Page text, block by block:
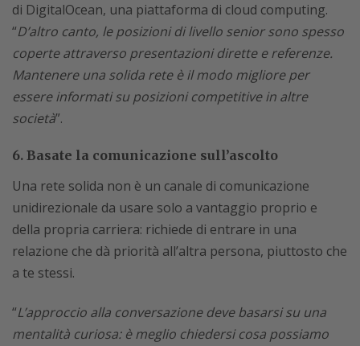
di DigitalOcean, una piattaforma di cloud computing.
“D’altro canto, le posizioni di livello senior sono spesso
coperte attraverso presentazioni dirette e referenze.
Mantenere una solida rete è il modo migliore per
essere informati su posizioni competitive in altre
società”.
6. Basate la comunicazione sull’ascolto
Una rete solida non è un canale di comunicazione
unidirezionale da usare solo a vantaggio proprio e
della propria carriera: richiede di entrare in una
relazione che dà priorità all’altra persona, piuttosto che
a te stessi.
“L’approccio alla conversazione deve basarsi su una
mentalità curiosa: è meglio chiedersi cosa possiamo